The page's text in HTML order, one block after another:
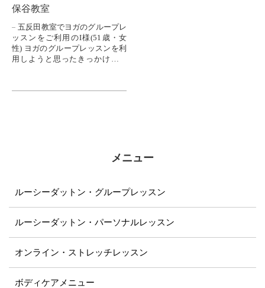
保谷教室
五反田教室でヨガのグループレ
ッスンをご利用のI様(51歳・女
性) ヨガのグループレッスンを利
用しようと思ったきっかけはな
し...
メニュー
ルーシーダットン・グループレッスン
ルーシーダットン・パーソナルレッスン
オンライン・ストレッチレッスン
ボディケアメニュー